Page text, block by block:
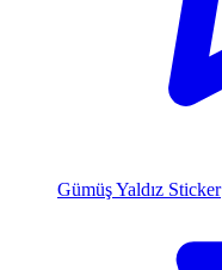
Gümüş Yaldız Sticker